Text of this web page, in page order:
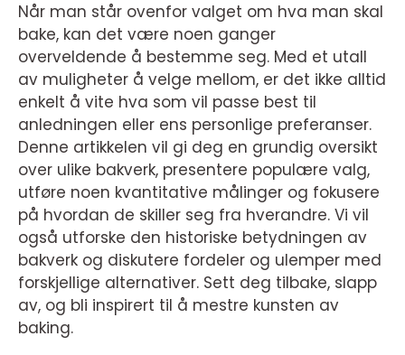
Når man står ovenfor valget om hva man skal
bake, kan det være noen ganger
overveldende å bestemme seg. Med et utall
av muligheter å velge mellom, er det ikke alltid
enkelt å vite hva som vil passe best til
anledningen eller ens personlige preferanser.
Denne artikkelen vil gi deg en grundig oversikt
over ulike bakverk, presentere populære valg,
utføre noen kvantitative målinger og fokusere
på hvordan de skiller seg fra hverandre. Vi vil
også utforske den historiske betydningen av
bakverk og diskutere fordeler og ulemper med
forskjellige alternativer. Sett deg tilbake, slapp
av, og bli inspirert til å mestre kunsten av
baking.